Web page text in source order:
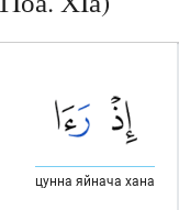
цунна яйнача хана